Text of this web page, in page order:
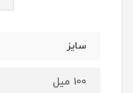
سایز
100 میل